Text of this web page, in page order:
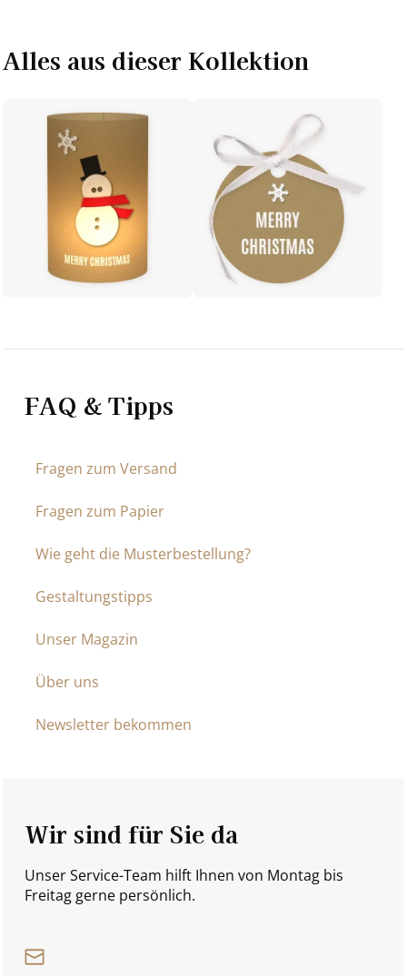
Alles aus dieser Kollektion
FAQ & Tipps
Fragen zum Versand
Fragen zum Papier
Wie geht die Musterbestellung?
Gestaltungstipps
Unser Magazin
Über uns
Newsletter bekommen
Wir sind für Sie da
Unser Service-Team hilft Ihnen von Montag bis
Freitag gerne persönlich.